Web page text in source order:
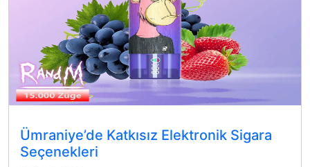
Ümraniye’de Katkısız Elektronik Sigara
Seçenekleri